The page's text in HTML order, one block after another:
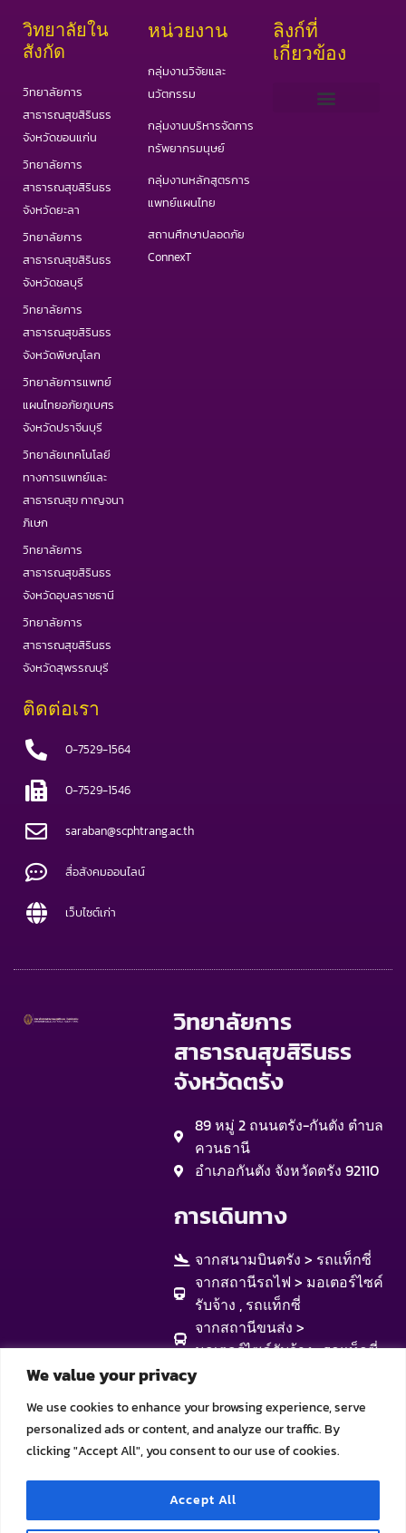
We value your privacy
We use cookies to enhance your browsing experience, serve
personalized ads or content, and analyze our traffic. By
clicking "Accept All", you consent to our use of cookies.
Accept All
วิทยาลัยใน
สังกัด
วิทยาลัยการ
สาธารณสุขสิรินธร
จังหวัดขอนแก่น
วิทยาลัยการ
สาธารณสุขสิรินธร
จังหวัดยะลา
วิทยาลัยการ
สาธารณสุขสิรินธร
จังหวัดชลบุรี
วิทยาลัยการ
สาธารณสุขสิรินธร
จังหวัดพิษณุโลก
วิทยาลัยการแพทย์
แผนไทยอภัยภูเบศร
จังหวัดปราจีนบุรี
วิทยาลัยเทคโนโลยี
ทางการแพทย์และ
สาธารณสุข กาญจนา
ภิเษก
วิทยาลัยการ
สาธารณสุขสิรินธร
จังหวัดอุบลราชธานี
วิทยาลัยการ
สาธารณสุขสิรินธร
จังหวัดสุพรรณบุรี
หน่วยงาน
กลุ่มงานวิจัยและ
นวัตกรรม
กลุ่มงานบริหารจัดการ
ทรัพยากรมนุษย์
กลุ่มงานหลักสูตรการ
แพทย์แผนไทย
สถานศึกษาปลอดภัย
ConnexT
ลิงก์ที่
เกี่ยวข้อง
ติดต่อเรา
0-7529-1564
0-7529-1546
saraban@scphtrang.ac.th
สื่อสังคมออนไลน์
เว็บไซต์เก่า
วิทยาลัยการ
สาธารณสุขสิรินธร
จังหวัดตรัง
89 หมู่ 2 ถนนตรัง-กันตัง ตำบล
ควนธานี
อำเภอกันตัง จังหวัดตรัง 92110
การเดินทาง
จากสนามบินตรัง > รถแท็กซี่
จากสถานีรถไฟ > มอเตอร์ไซค์
รับจ้าง , รถแท็กซี่
จากสถานีขนส่ง >
มอเตอร์ไซค์รับจ้าง , รถแท็กซี่